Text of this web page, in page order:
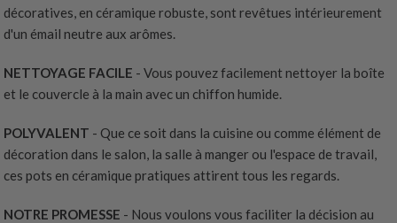
décoratives, en céramique robuste, sont revêtues intérieurement
d'un émail neutre aux arômes.
NETTOYAGE FACILE - Vous pouvez facilement nettoyer la boîte
et le couvercle à la main avec un chiffon humide.
POLYVALENT - Que ce soit dans la cuisine ou comme élément de
décoration dans le salon, la salle à manger ou l'espace de travail,
ces pots en céramique pratiques attirent tous les regards.
NOTRE PROMESSE - Nous voulons vous faciliter la décision au